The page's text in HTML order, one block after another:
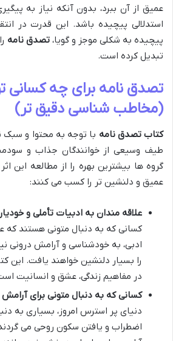
عمیق از آن ببرد، بدون آنکه نیاز به
استدلالی پیچیده باشد. این قدرت در
پیچیده به شکلی موجز و گویا، تصدق نامه
تبدیل کرده است.
تصدق نامه برای چه کسانی
(مخاطب شناسی دقیق تر)
کتاب تصدق نامه با توجه به محتوا و سبک
طیف وسیعی از خوانندگان جذاب و
گروه ها بیشترین بهره را از مطالعه این
عمیق و دلنشین تر را کسب می کنند:
علاقه مندان به ادبیات تأملی و
کسانی که به دنبال متونی هستند که
ادبی، به خودشناسی و آرامش درونی
را بسیار دلنشین خواهند یافت. این
در مفاهیم زندگی، عشق و انسانیت
کسانی که به دنبال متونی برای
دنیای پر استرس امروز، بسیاری به
اضطراب و یافتن سکون روحی می